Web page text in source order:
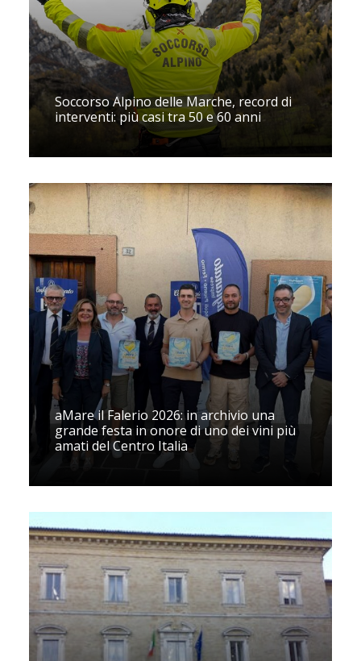
Soccorso Alpino delle Marche, record di
interventi: più casi tra 50 e 60 anni
aMare il Falerio 2026: in archivio una
grande festa in onore di uno dei vini più
amati del Centro Italia